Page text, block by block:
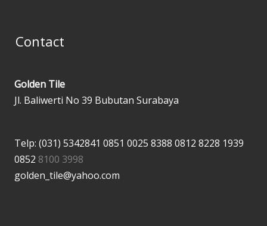
Contact
Golden Tile
Jl. Baliwerti No 39 Bubutan Surabaya
Telp: (031) 5342841 0851 0025 8388 0812 8228 1939
0852 8100 3998
golden_tile@yahoo.com